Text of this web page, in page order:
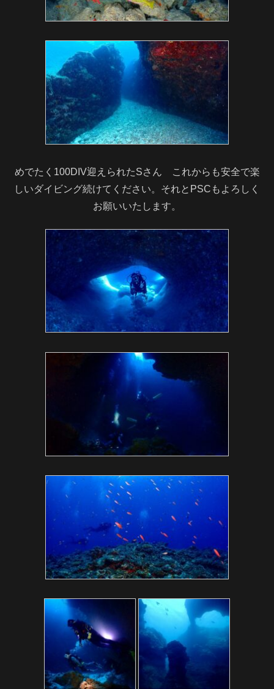
めでたく100DIV迎えられたSさん これからも安全で楽
しいダイビング続けてください。それとPSCもよろしく
お願いいたします。